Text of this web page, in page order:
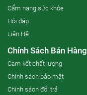
Cẩm nang sức khỏe
Hỏi đáp
Liên Hệ
Chính Sách Bán Hàng
Cam kết chất lượng
Chính sách bảo mật
Chính sách đổi trả